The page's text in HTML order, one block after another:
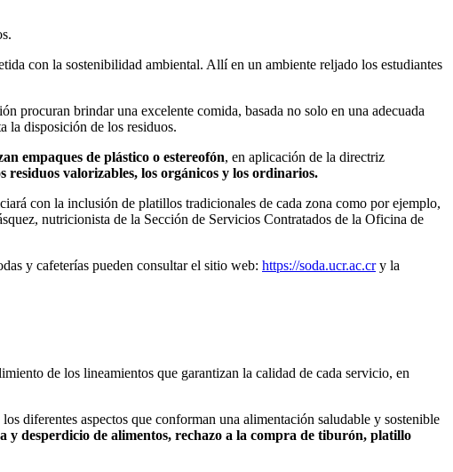
con la sostenibilidad ambiental. Allí en un ambiente reljado los estudiantes
procuran brindar una excelente comida, basada no solo en una adecuada
la disposición de los residuos.
empaques de plástico o estereofón, en aplicación de la directriz
residuos valorizables, los orgánicos y los ordinarios.
con la inclusión de platillos tradicionales de cada zona como por ejemplo,
nutricionista de la Sección de Servicios Contratados de la Oficina de
y cafeterías pueden consultar el sitio web: https://soda.ucr.ac.cry la
de los lineamientos que garantizan la calidad de cada servicio, en
diferentes aspectos que conforman una alimentación saludable y sostenible
y desperdicio de alimentos, rechazo a la compra de tiburón, platillo